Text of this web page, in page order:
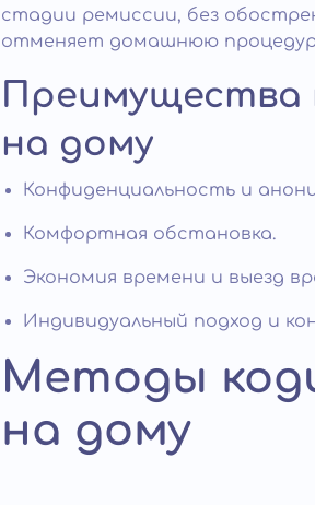
стадии ремиссии, без
отменяет домашнюю
Преимущества
на дому
Конфиденциальность и
Комфортная обстановка.
Экономия времени и выезд
Индивидуальный подход и
Методы
на дому